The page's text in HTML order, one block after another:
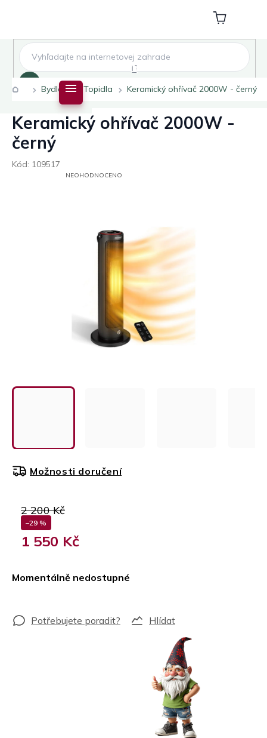
Nákupní
košík
DomůBydlení Topidla Keramický ohřívač 2000W - černý
Keramický ohřívač 2000W -
černý
Kód: 109517
PRŮMĚRNÉNEOHODNOCENO
2 200 Kč
–29 %
1 550 Kč
Momentálně nedostupné
Možnosti doručení
Hlídat